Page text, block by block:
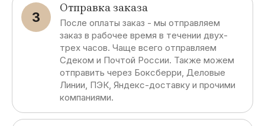
3
Отправка заказа
После оплаты заказ - мы отправляем
заказ в рабочее время в течении двух-
трех часов. Чаще всего отправляем
Сдеком и Почтой России. Также можем
отправить через Боксберри, Деловые
Линии, ПЭК, Яндекс-доставку и прочими
компаниями.